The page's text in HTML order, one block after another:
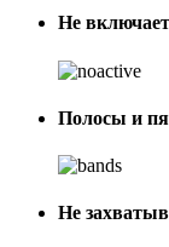
Не
Полосы и
Не